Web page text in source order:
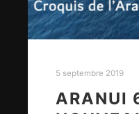
5 septembre 2019
ARANUI